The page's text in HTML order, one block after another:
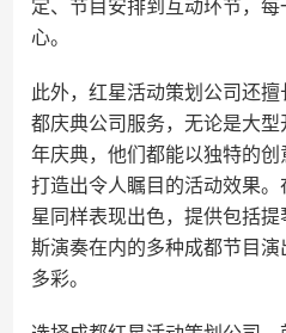
定、节目安排到互动环节，
心。
此外，红星活动策划公司还
都庆典公司服务，无论是大型
年庆典，他们都能以独特的
打造出令人瞩目的活动效果
星同样表现出色，提供包括
斯演奏在内的多种成都节目
多彩。